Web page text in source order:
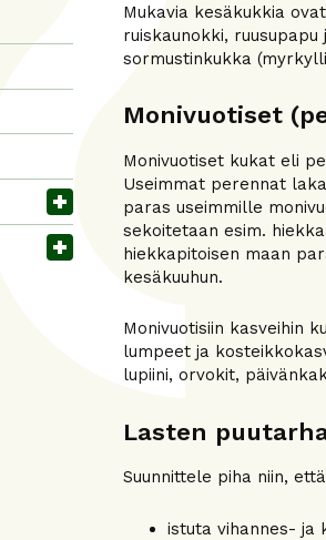
Mukavia kesäkukkia
ruiskaunokki,
sormustinkukka
Monivuotiset
Monivuotiset kukat eli
Useimmat perennat
paras useimmille
sekoitetaan esim.
hiekkapitoisen maan
kesäkuuhun.
Monivuotisiin kasveihin
lumpeet ja
lupiini, orvokit,
Lasten
Suunnittele piha niin,
istuta vihannes- ja